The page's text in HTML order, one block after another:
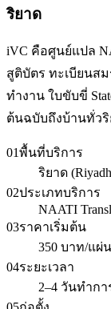
ริยาด
iVC คือศูนย์แปล
สูติบัตร ทะเบียนส
ทำงาน ใบขับขี่
ต้นฉบับถึงบ้านทั่วริ
01พื้นที่บริการ
ริยาด
02ประเภทบริการ
NAATI
03ราคาเริ่มต้น
350 บาท/แผ่น
04ระยะเวลา
2–4 วันทำกา